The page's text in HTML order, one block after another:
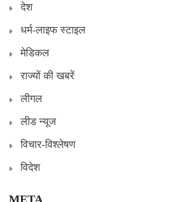
देश
धर्म-लाइफ स्टाइल
मेडिकल
राज्यों की खबरें
लीगल
लीड न्यूज
विचार-विश्लेषण
विदेश
META